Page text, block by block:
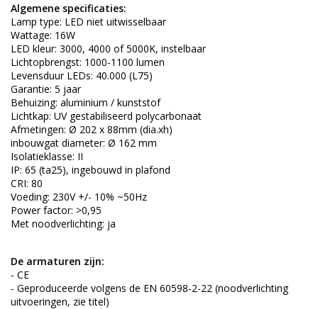
Algemene specificaties:
Lamp type: LED niet uitwisselbaar
Wattage: 16W
LED kleur: 3000, 4000 of 5000K, instelbaar
Lichtopbrengst: 1000-1100 lumen
Levensduur LEDs: 40.000 (L75)
Garantie: 5 jaar
Behuizing: aluminium / kunststof
Lichtkap: UV gestabiliseerd polycarbonaat
Afmetingen: Ø 202 x 88mm (dia.xh)
inbouwgat diameter: Ø 162 mm
Isolatieklasse: II
IP: 65 (ta25), ingebouwd in plafond
CRI: 80
Voeding: 230V +/- 10% ~50Hz
Power factor: >0,95
Met noodverlichting: ja
De armaturen zijn:
- CE
- Geproduceerde volgens de EN 60598-2-22 (noodverlichting
uitvoeringen, zie titel)